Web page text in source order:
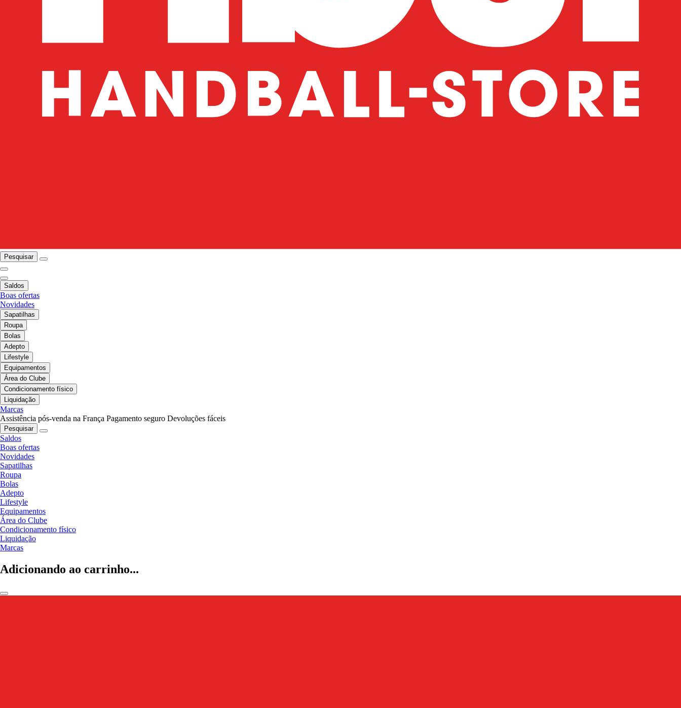
Pesquisar
Saldos
Boas ofertas
Novidades
Sapatilhas
Roupa
Bolas
Adepto
Lifestyle
Equipamentos
Área do Clube
Condicionamento físico
Liquidação
Marcas
Assistência pós-venda na França Pagamento seguro Devoluções fáceis
Pesquisar
Saldos
Boas ofertas
Novidades
Sapatilhas
Roupa
Bolas
Adepto
Lifestyle
Equipamentos
Área do Clube
Condicionamento físico
Liquidação
Marcas
Adicionando ao carrinho...